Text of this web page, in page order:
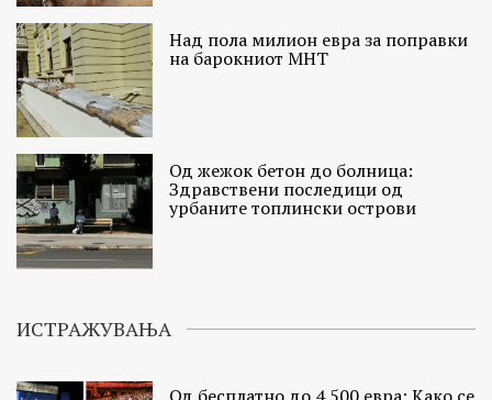
Над пола милион евра за поправки
на барокниот МНТ
Од жежок бетон до болница:
Здравствени последици од
урбаните топлински острови
ИСТРАЖУВАЊА
Од бесплатно до 4.500 евра: Како се